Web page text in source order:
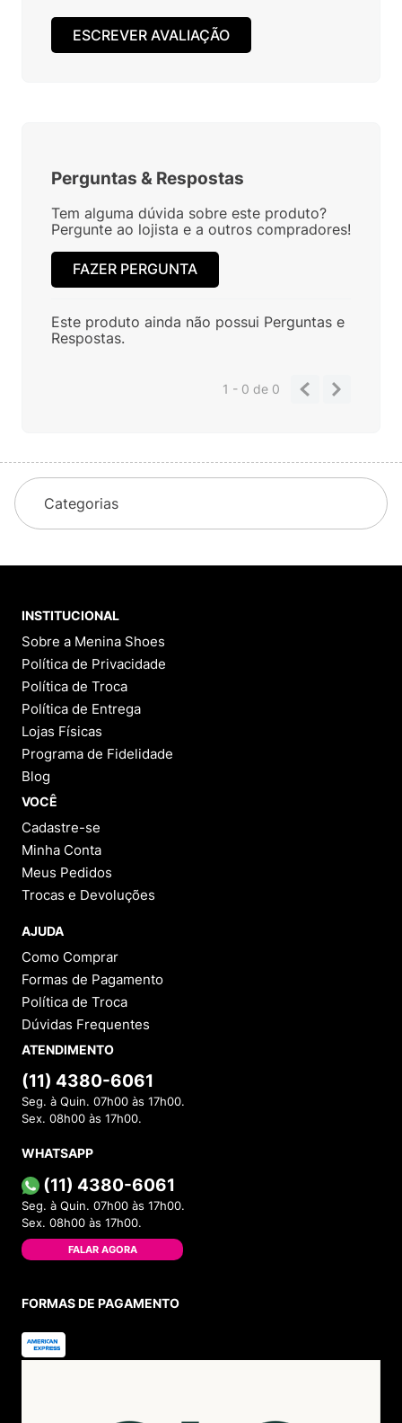
ESCREVER AVALIAÇÃO
Perguntas & Respostas
Tem alguma dúvida sobre este produto?
Pergunte ao lojista e a outros compradores!
FAZER PERGUNTA
Este produto ainda não possui Perguntas e
Respostas.
1 - 0de 0
Categorias
INSTITUCIONAL
Sobre a Menina Shoes
Política de Privacidade
Política de Troca
Política de Entrega
Lojas Físicas
Programa de Fidelidade
Blog
VOCÊ
Cadastre-se
Minha Conta
Meus Pedidos
Trocas e Devoluções
AJUDA
Como Comprar
Formas de Pagamento
Política de Troca
Dúvidas Frequentes
ATENDIMENTO
(11) 4380-6061
Seg. à Quin. 07h00 às 17h00.
Sex. 08h00 às 17h00.
WHATSAPP
(11) 4380-6061
Seg. à Quin. 07h00 às 17h00.
Sex. 08h00 às 17h00.
FALAR AGORA
FORMAS DE PAGAMENTO